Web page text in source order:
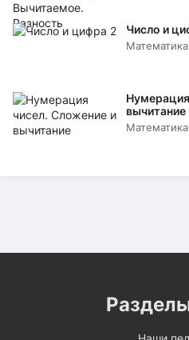
Число и
Математика
вычитание
Математика